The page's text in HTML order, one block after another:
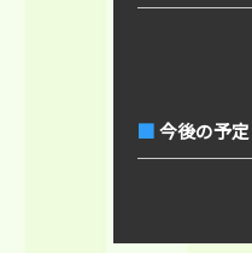
今後の予定